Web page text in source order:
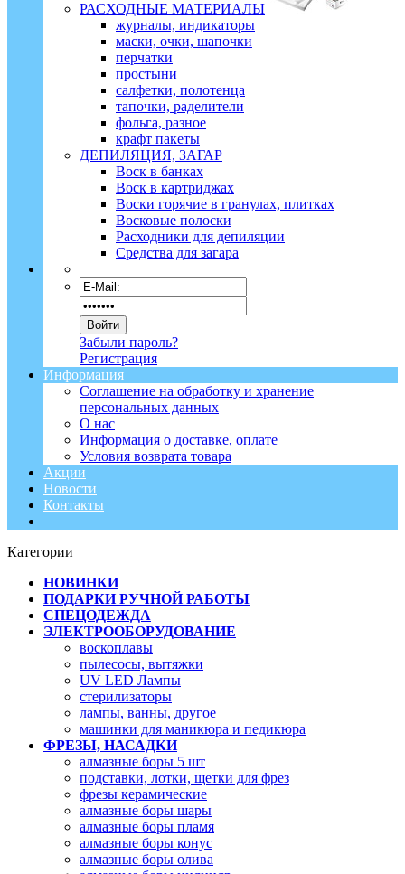
РАСХОДНЫЕ МАТЕРИАЛЫ
журналы, индикаторы
маски, очки, шапочки
перчатки
простыни
салфетки, полотенца
тапочки, раделители
фольга, разное
крафт пакеты
ДЕПИЛЯЦИЯ, ЗАГАР
Воск в банках
Воск в картриджах
Воски горячие в гранулах, плитках
Восковые полоски
Расходники для депиляции
Средства для загара
Забыли пароль?
Регистрация
Информация
Соглашение на обработку и хранение
персональных данных
О нас
Информация о доставке, оплате
Условия возврата товара
Акции
Новости
Контакты
Категории
НОВИНКИ
ПОДАРКИ РУЧНОЙ РАБОТЫ
СПЕЦОДЕЖДА
ЭЛЕКТРООБОРУДОВАНИЕ
воскоплавы
пылесосы, вытяжки
UV LED Лампы
стерилизаторы
лампы, ванны, другое
машинки для маникюра и педикюра
ФРЕЗЫ, НАСАДКИ
алмазные боры 5 шт
подставки, лотки, щетки для фрез
фрезы керамические
алмазные боры шары
алмазные боры пламя
алмазные боры конус
алмазные боры олива